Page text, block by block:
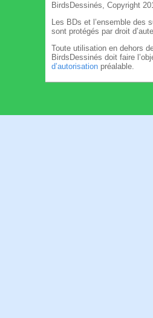
BirdsDessinés, Copyright
Les BDs et l’ensemble des
sont protégés par droit
Toute utilisation en dehors
BirdsDessinés doit faire
d’autorisation préalable.